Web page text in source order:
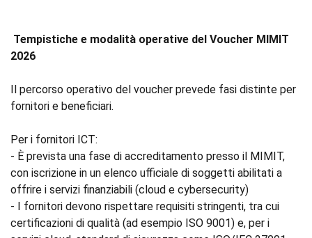
Tempistiche e modalità operative del Voucher MIMIT
2026
Il percorso operativo del voucher prevede fasi distinte per
fornitori e beneficiari.
Per i fornitori ICT:
- È prevista una fase di accreditamento presso il MIMIT,
con iscrizione in un elenco ufficiale di soggetti abilitati a
offrire i servizi finanziabili (cloud e cybersecurity)
- I fornitori devono rispettare requisiti stringenti, tra cui
certificazioni di qualità (ad esempio ISO 9001) e, per i